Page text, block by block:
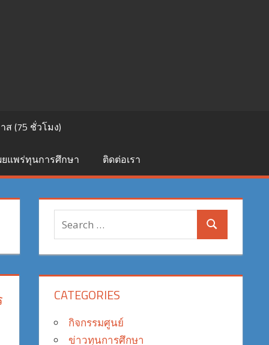
(75 ชั่วโมง)
ยแพร่ทุนการศึกษา ติดต่อเรา
Search
for:
Search
CATEGORIES
กิจกรรมศูนย์
ข่าวทุนการศึกษา